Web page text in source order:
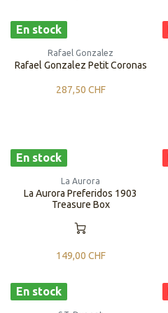
En stock
Rafael Gonzalez
Rafael Gonzalez Petit Coronas
287,50 CHF
En stock
La Aurora
La Aurora Preferidos 1903
Treasure Box
149,00 CHF
En stock